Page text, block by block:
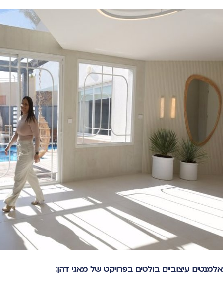
אלמנטים עיצוביים בולטים בפרויקט של מאגי דהן: